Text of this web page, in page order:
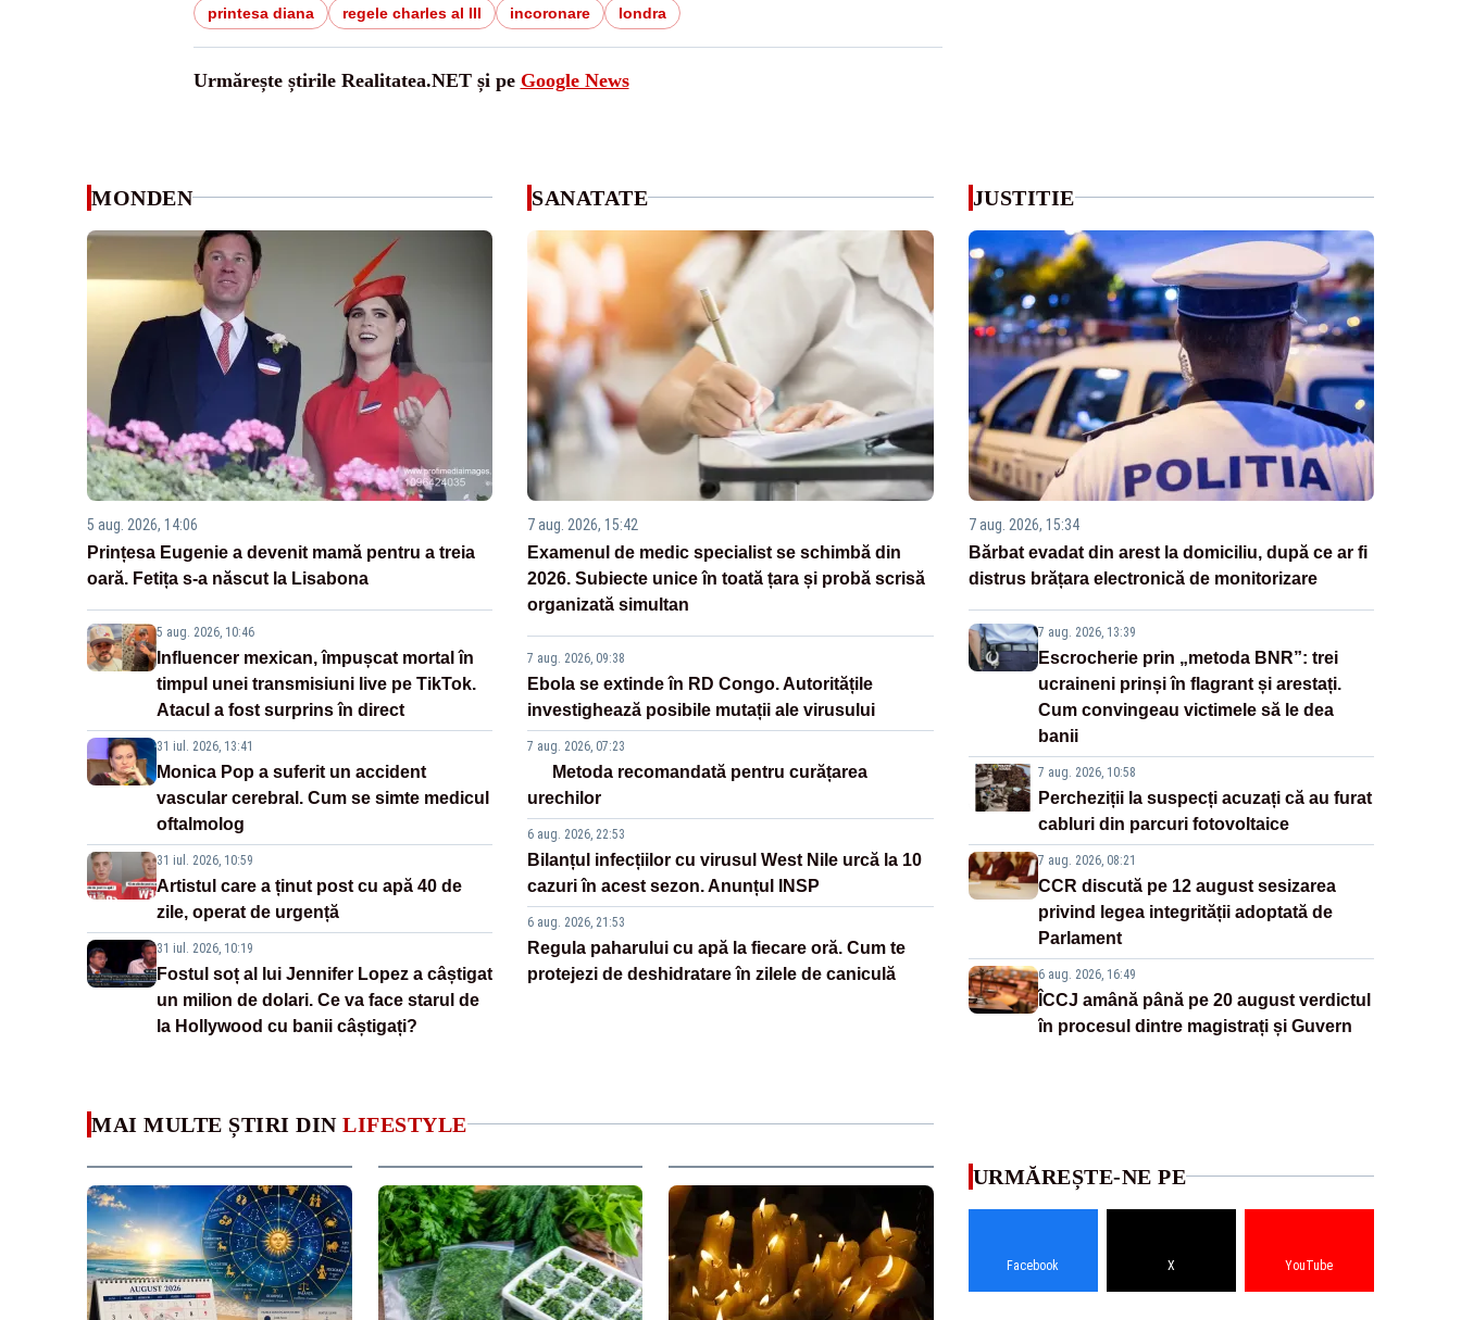
printesa diana regele charles al III incoronare londra
Urmărește știrile Realitatea.NET și pe Google News
MONDEN
5 aug. 2026, 14:06
Prințesa Eugenie a devenit mamă pentru a treia
oară. Fetița s-a născut la Lisabona
5 aug. 2026, 10:46
Influencer mexican, împușcat mortal în
timpul unei transmisiuni live pe TikTok.
Atacul a fost surprins în direct
31 iul. 2026, 13:41
Monica Pop a suferit un accident
vascular cerebral. Cum se simte medicul
oftalmolog
31 iul. 2026, 10:59
Artistul care a ținut post cu apă 40 de
zile, operat de urgență
31 iul. 2026, 10:19
Fostul soț al lui Jennifer Lopez a câștigat
un milion de dolari. Ce va face starul de
la Hollywood cu banii câștigați?
SANATATE
7 aug. 2026, 15:42
Examenul de medic specialist se schimbă din
2026. Subiecte unice în toată țara și probă scrisă
organizată simultan
7 aug. 2026, 09:38
Ebola se extinde în RD Congo. Autoritățile
investighează posibile mutații ale virusului
7 aug. 2026, 07:23
Metoda recomandată pentru curățarea
urechilor
6 aug. 2026, 22:53
Bilanțul infecțiilor cu virusul West Nile urcă la 10
cazuri în acest sezon. Anunțul INSP
6 aug. 2026, 21:53
Regula paharului cu apă la fiecare oră. Cum te
protejezi de deshidratare în zilele de caniculă
JUSTITIE
7 aug. 2026, 15:34
Bărbat evadat din arest la domiciliu, după ce ar fi
distrus brățara electronică de monitorizare
7 aug. 2026, 13:39
Escrocherie prin „metoda BNR”: trei
ucraineni prinși în flagrant și arestați.
Cum convingeau victimele să le dea
banii
7 aug. 2026, 10:58
Percheziții la suspecți acuzați că au furat
cabluri din parcuri fotovoltaice
7 aug. 2026, 08:21
CCR discută pe 12 august sesizarea
privind legea integrității adoptată de
Parlament
6 aug. 2026, 16:49
ÎCCJ amână până pe 20 august verdictul
în procesul dintre magistrați și Guvern
MAI MULTE ȘTIRI DIN LIFESTYLE
URMĂREȘTE-NE PE
Facebook X YouTube